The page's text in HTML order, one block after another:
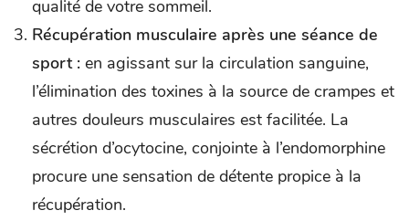
qualité de votre sommeil.
Récupération musculaire après une séance de
sport : en agissant sur la circulation sanguine,
l’élimination des toxines à la source de crampes et
autres douleurs musculaires est facilitée. La
sécrétion d’ocytocine, conjointe à l’endomorphine
procure une sensation de détente propice à la
récupération.